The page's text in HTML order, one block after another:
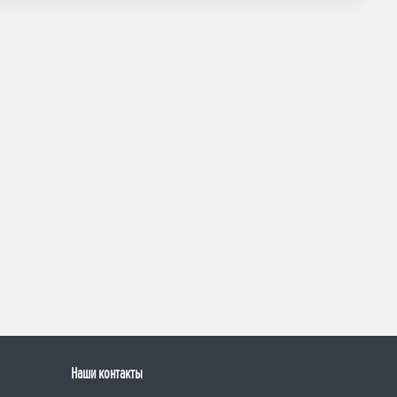
Наши контакты